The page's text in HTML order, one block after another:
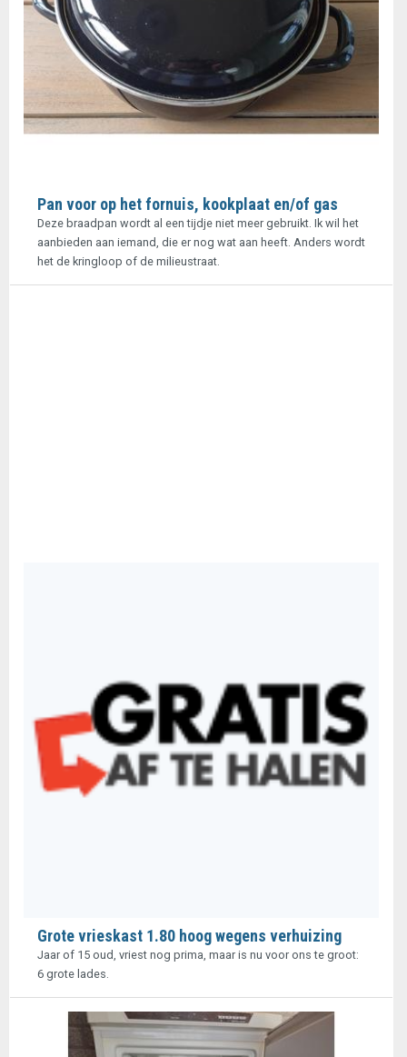
Pan voor op het fornuis, kookplaat en/of gas
Deze braadpan wordt al een tijdje niet meer gebruikt. Ik wil het
aanbieden aan iemand, die er nog wat aan heeft. Anders wordt
het de kringloop of de milieustraat.
Grote vrieskast 1.80 hoog wegens verhuizing
Jaar of 15 oud, vriest nog prima, maar is nu voor ons te groot:
6 grote lades.